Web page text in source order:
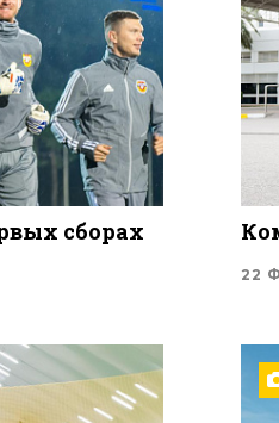
сборах
22